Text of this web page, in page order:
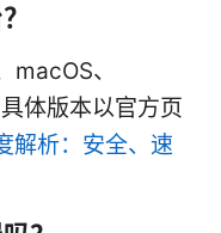
、
体版本以官方页
解析：安全、速